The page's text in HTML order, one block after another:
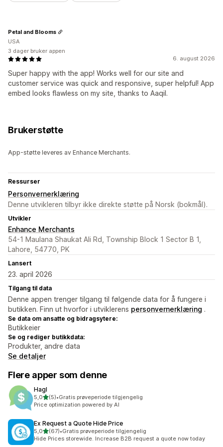
6. august 2026
Super happy with the app! Works well for our site and
customer service was quick and responsive, super helpful! App
embed looks flawless on my site, thanks to Aaqil.
Petal and Blooms
USA
3 dager bruker appen
Brukerstøtte
App-støtte leveres av Enhance Merchants.
Ressurser
Personvernerklæring
Denne utvikleren tilbyr ikke direkte støtte på Norsk (bokmål).
Utvikler
Enhance Merchants
54-1 Maulana Shaukat Ali Rd, Township Block 1 Sector B 1,
Lahore, 54770, PK
Lansert
23. april 2026
Tilgang til data
Denne appen trenger tilgang til følgende data for å fungere i
butikken. Finn ut hvorfor i utviklerens personvernerklæring .
Se data om ansatte og bidragsytere:
Butikkeier
Se og rediger butikkdata:
Produkter, andre data
Se detaljer
Flere apper som denne
Hagl
5,0av 5 stjerner
(5)
Totalt 5 omtaler
•Gratis prøveperiode tilgjengelig
Price optimization powered by AI
Ex Request a Quote Hide Price
5,0av 5 stjerner
(67)
Totalt 67 omtaler
•Gratis prøveperiode tilgjengelig
Hide Prices storewide. Increase B2B request a quote now today